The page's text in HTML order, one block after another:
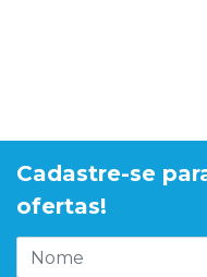
Cadastre-se
ofertas!